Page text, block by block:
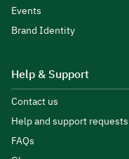
Events
Brand Identity
Help & Support
Contact us
Help and support requests
FAQs